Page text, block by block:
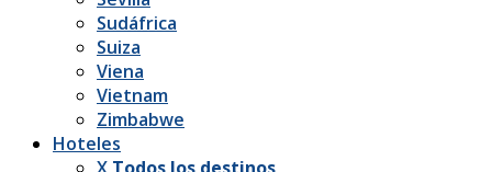
Sudáfrica
Suiza
Viena
Vietnam
Zimbabwe
Hoteles
X Todos los destinos